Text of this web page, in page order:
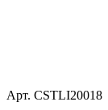
Арт. CSTLI20018